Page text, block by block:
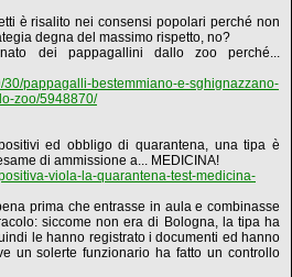
è risalito nei consensi popolari perché non
degna del massimo rispetto, no?
dei pappagallini dallo zoo perché...
pappagalli-bestemmiano-e-sghignazzano-
zoo/5948870/
ed obbligo di quarantena, una tipa è
di ammissione a... MEDICINA!
viola-la-quarantena-test-medicina-
prima che entrasse in aula e combinasse
siccome non era di Bologna, la tipa ha
le hanno registrato i documenti ed hanno
un solerte funzionario ha fatto un controllo